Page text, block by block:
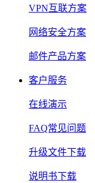
VPN互联方案
网络安全方案
邮件产品方案
客户服务
在线演示
FAQ常见问题
升级文件下载
说明书下载